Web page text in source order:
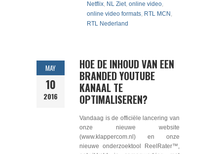
Netflix, NL Ziet, online video,
online video formats, RTL MCN ,
RTL Nederland
MAY
10
2016
HOE DE INHOUD VAN EEN
BRANDED YOUTUBE
KANAAL TE
OPTIMALISEREN?
Vandaag is de officiële lancering van
onze nieuwe website
(www.klappercom.nl) en onze
nieuwe onderzoektool ReelRater™,